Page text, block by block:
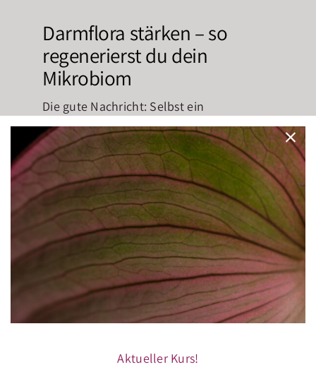
Darmflora stärken – so
regenerierst du dein
Mikrobiom
Die gute Nachricht: Selbst ein
geschwächtes Mikrobiom lässt sich mit
den richtigen Maßnahmen regenerieren.
Darmflora zu stärken
, helfen
unter anderem:
Ballaststoffreiche, pflanzenbetonte
Ernährungmit viel Gemüse, Obst,
Hülsenfrüchten und
Vollkornprodukten
Heilpflanzenund
BasenfastenAktueller Kurs!